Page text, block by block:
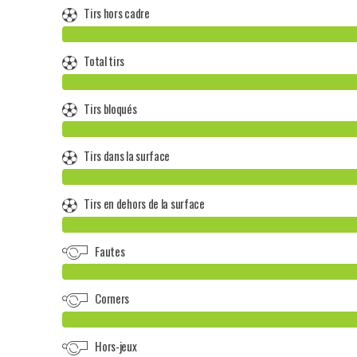
Tirs hors cadre
Total tirs
Tirs bloqués
Tirs dans la surface
Tirs en dehors de la surface
Fautes
Corners
Hors-jeux